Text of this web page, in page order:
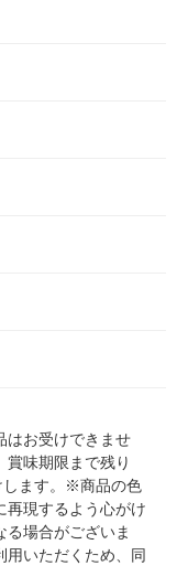
はお受けできませ
味期限まで残り
します。※商品の色
再現するよう心がけ
る場合がございま
いただくため、同